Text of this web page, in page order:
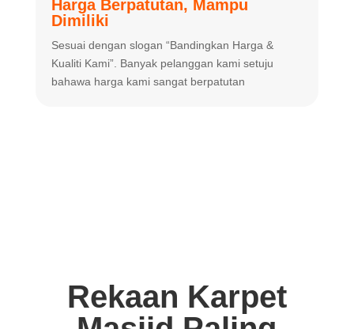
Harga Berpatutan, Mampu
Dimiliki
Sesuai dengan slogan “Bandingkan Harga &
Kualiti Kami”. Banyak pelanggan kami setuju
bahawa harga kami sangat berpatutan
Rekaan Karpet